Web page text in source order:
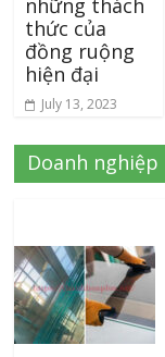
những thách
thức của
đồng ruộng
hiện đại
July 13, 2023
Doanh nghiệp